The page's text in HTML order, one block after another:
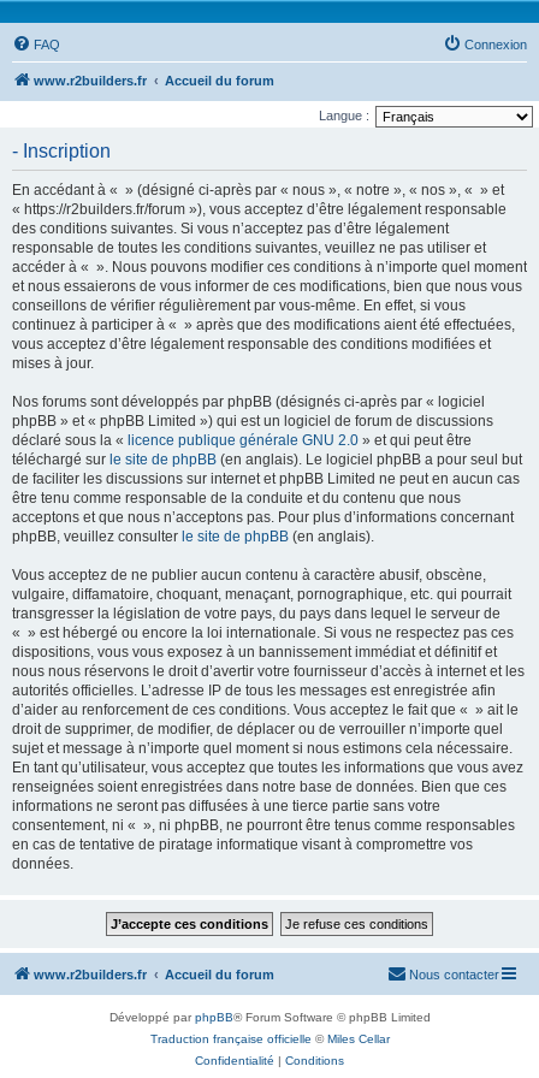
FAQ Connexion
www.r2builders.fr Accueil du forum
Langue :
- Inscription
En accédant à « » (désigné ci-après par « nous », « notre », « nos », « » et
« https://r2builders.fr/forum »), vous acceptez d’être légalement responsable
des conditions suivantes. Si vous n’acceptez pas d’être légalement
responsable de toutes les conditions suivantes, veuillez ne pas utiliser et
accéder à « ». Nous pouvons modifier ces conditions à n’importe quel moment
et nous essaierons de vous informer de ces modifications, bien que nous vous
conseillons de vérifier régulièrement par vous-même. En effet, si vous
continuez à participer à « » après que des modifications aient été effectuées,
vous acceptez d’être légalement responsable des conditions modifiées et
mises à jour.
Nos forums sont développés par phpBB (désignés ci-après par « logiciel
phpBB » et « phpBB Limited ») qui est un logiciel de forum de discussions
déclaré sous la « licence publique générale GNU 2.0 » et qui peut être
téléchargé sur le site de phpBB (en anglais). Le logiciel phpBB a pour seul but
de faciliter les discussions sur internet et phpBB Limited ne peut en aucun cas
être tenu comme responsable de la conduite et du contenu que nous
acceptons et que nous n’acceptons pas. Pour plus d’informations concernant
phpBB, veuillez consulter le site de phpBB (en anglais).
Vous acceptez de ne publier aucun contenu à caractère abusif, obscène,
vulgaire, diffamatoire, choquant, menaçant, pornographique, etc. qui pourrait
transgresser la législation de votre pays, du pays dans lequel le serveur de
« » est hébergé ou encore la loi internationale. Si vous ne respectez pas ces
dispositions, vous vous exposez à un bannissement immédiat et définitif et
nous nous réservons le droit d’avertir votre fournisseur d’accès à internet et les
autorités officielles. L’adresse IP de tous les messages est enregistrée afin
d’aider au renforcement de ces conditions. Vous acceptez le fait que « » ait le
droit de supprimer, de modifier, de déplacer ou de verrouiller n’importe quel
sujet et message à n’importe quel moment si nous estimons cela nécessaire.
En tant qu’utilisateur, vous acceptez que toutes les informations que vous avez
renseignées soient enregistrées dans notre base de données. Bien que ces
informations ne seront pas diffusées à une tierce partie sans votre
consentement, ni « », ni phpBB, ne pourront être tenus comme responsables
en cas de tentative de piratage informatique visant à compromettre vos
données.
www.r2builders.fr Accueil du forum Nous contacter
Développé parphpBB® Forum Software © phpBB Limited
Traduction française officielle ©Miles Cellar
Confidentialité | Conditions